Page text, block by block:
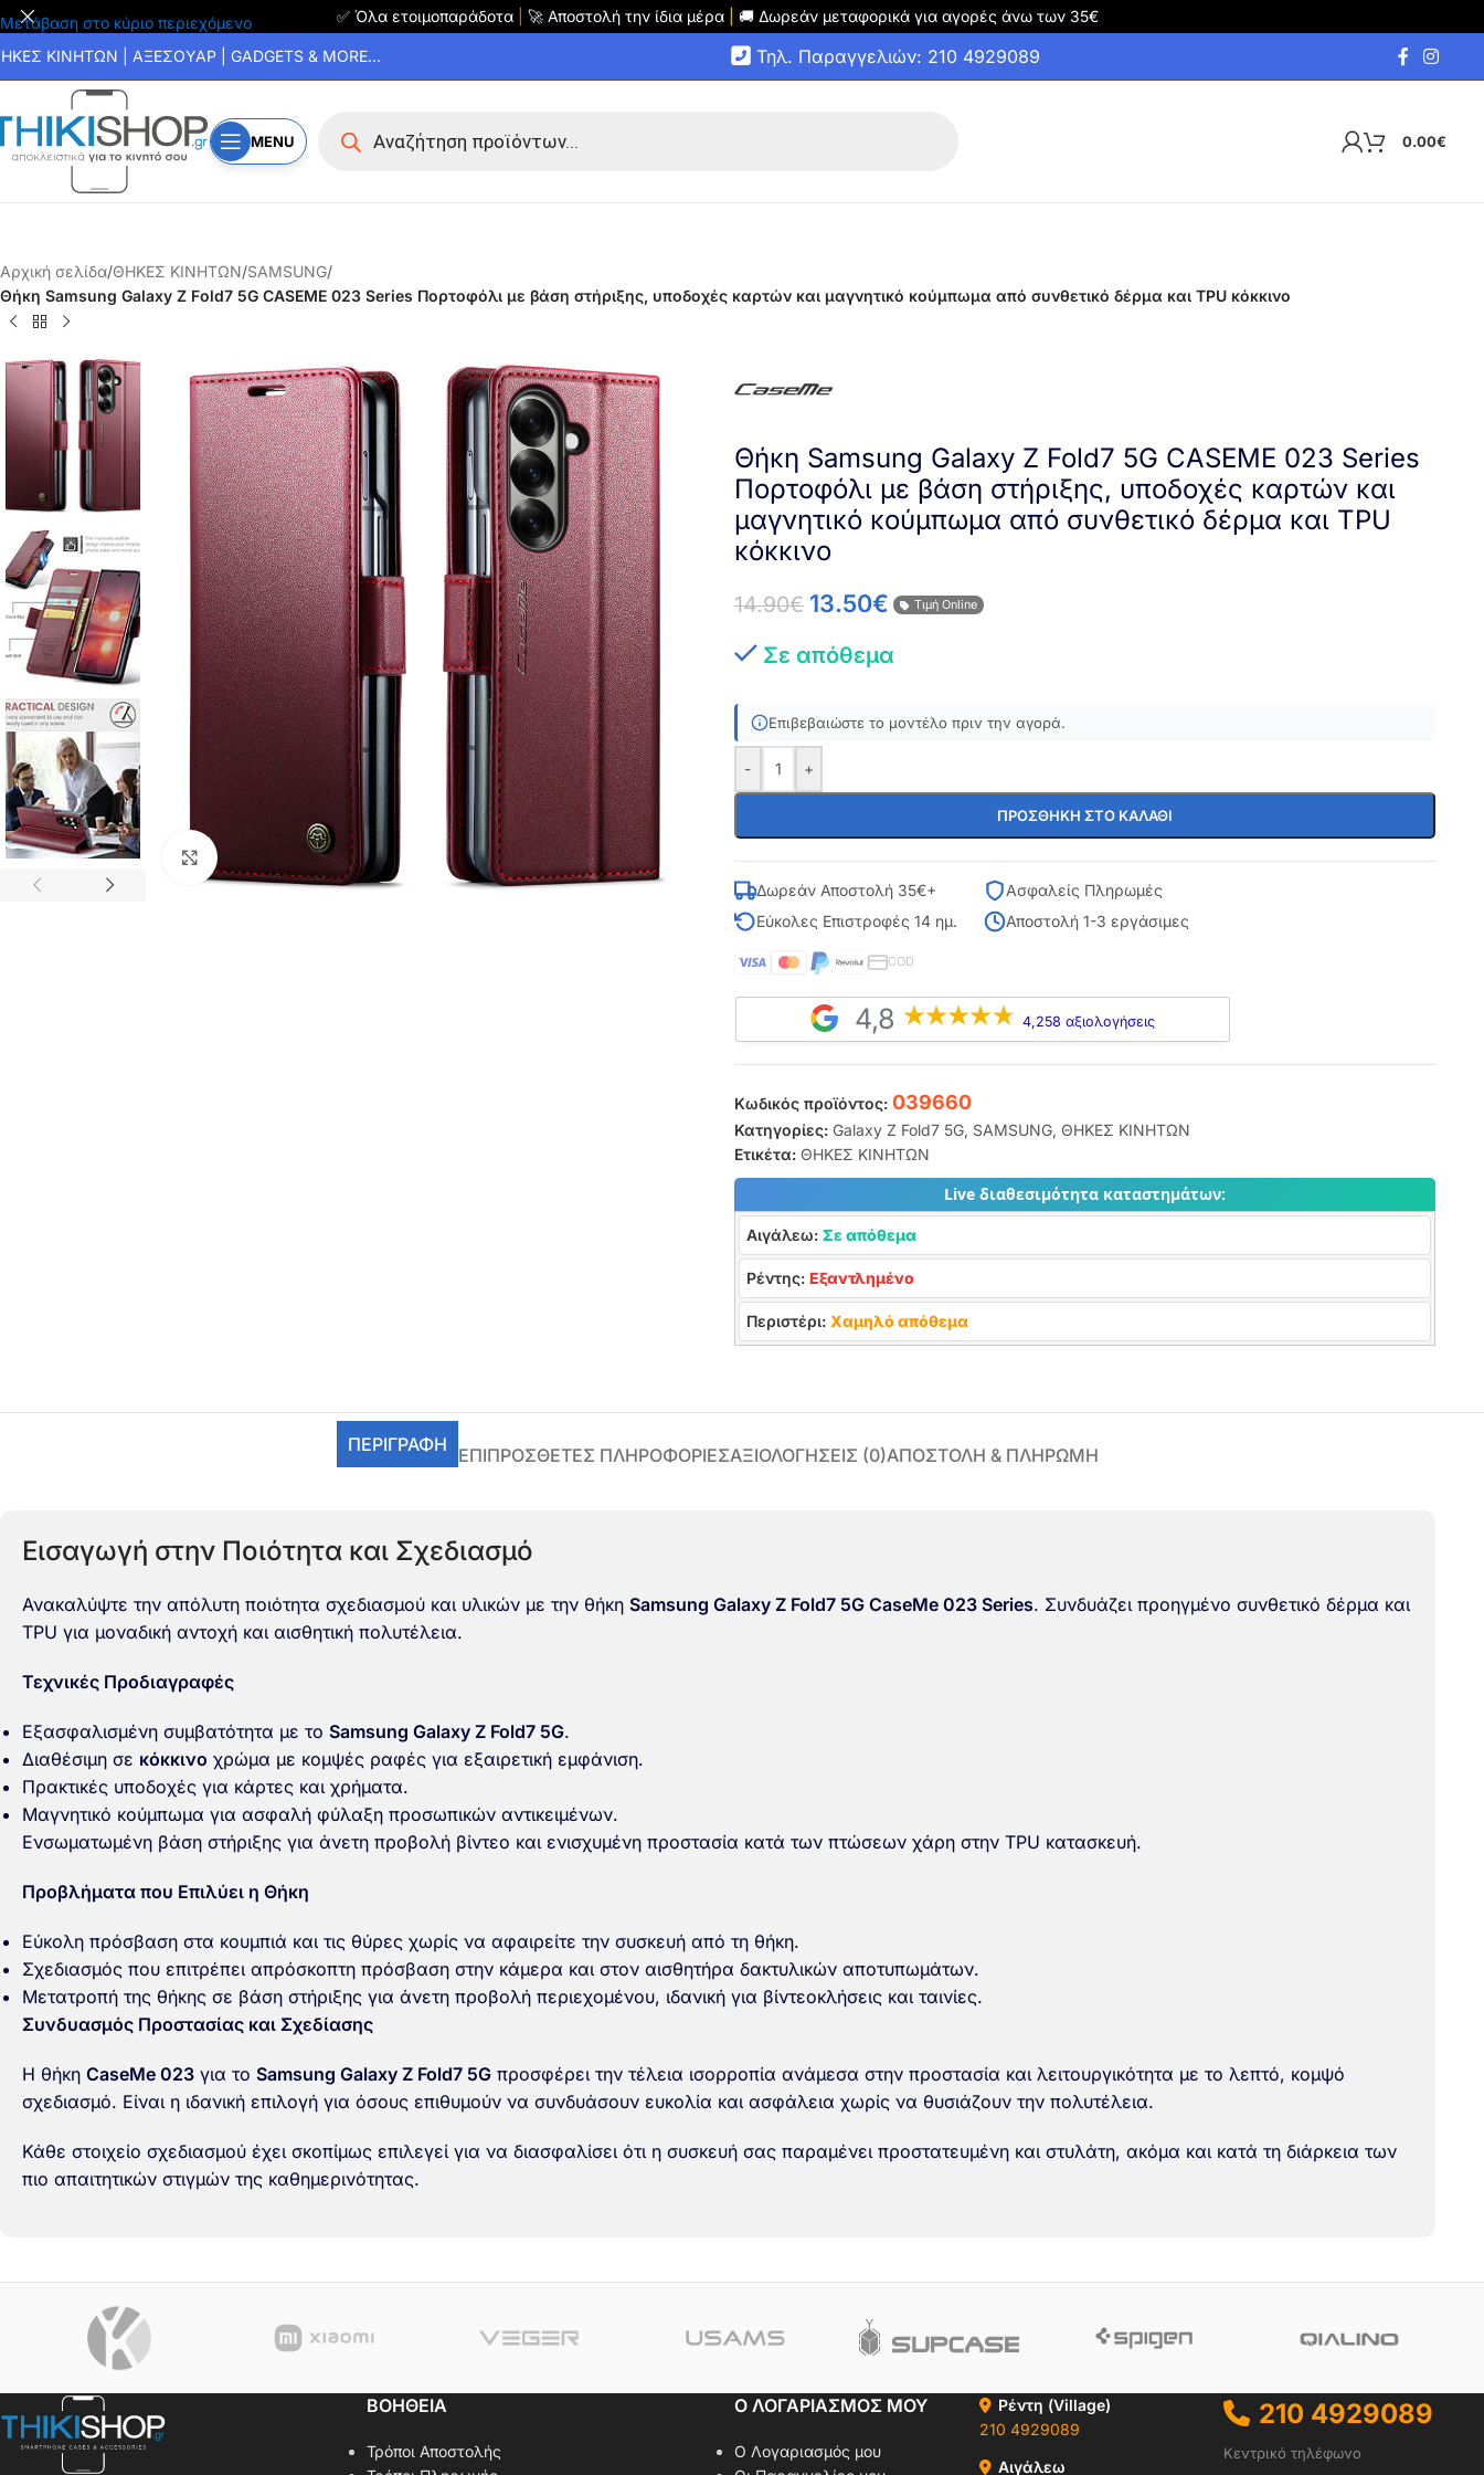
Μετάβαση στο κύριο περιεχόμενο ✅ Όλα ετοιμοπαράδοτα 🚀 Αποστολή την ίδια μέρα 🚚 Δωρεάν μεταφορικά για αγορές άνω των 35€
ΚΙΝΗΤΩΝ | ΑΞΕΣΟΥΑΡ | GADGETS & MORE... Τηλ. Παραγγελιών: 210 4929089
MENU 0.00€
Αρχική σελίδα/ΘΗΚΕΣ ΚΙΝΗΤΩΝ/SAMSUNG/
Θήκη Samsung Galaxy Z Fold7 5G CASEME 023 Series Πορτοφόλι με βάση στήριξης, υποδοχές καρτών και μαγνητικό κούμπωμα από συνθετικό δέρμα και TPU κόκκινο
Click to enlarge
Θήκη Samsung Galaxy Z Fold7 5G CASEME 023 Series
Πορτοφόλι με βάση στήριξης, υποδοχές καρτών και
μαγνητικό κούμπωμα από συνθετικό δέρμα και TPU
κόκκινο
14.90€ 13.50€ Τιμή Online
Σε απόθεμα
Επιβεβαιώστε το μοντέλο πριν την αγορά.
- +
ΠΡΟΣΘΉΚΗ ΣΤΟ ΚΑΛΆΘΙ
Δωρεάν Αποστολή 35€+
Ασφαλείς Πληρωμές
Εύκολες Επιστροφές 14 ημ.
Αποστολή 1-3 εργάσιμες
COD
4,8 4,258 αξιολογήσεις
Κωδικός προϊόντος: 039660
Κατηγορίες: Galaxy Z Fold7 5G, SAMSUNG, ΘΗΚΕΣ ΚΙΝΗΤΩΝ
Ετικέτα: ΘΗΚΕΣ ΚΙΝΗΤΩΝ
Live διαθεσιμότητα καταστημάτων:
Αιγάλεω: Σε απόθεμα
Ρέντης: Εξαντλημένο
Περιστέρι: Χαμηλό απόθεμα
ΠΕΡΙΓΡΑΦΉ ΕΠΙΠΡΌΣΘΕΤΕΣ ΠΛΗΡΟΦΟΡΊΕΣΑΞΙΟΛΟΓΉΣΕΙΣ (0)ΑΠΟΣΤΟΛΗ & ΠΛΗΡΩΜΗ
Εισαγωγή στην Ποιότητα και Σχεδιασμό
Ανακαλύψτε την απόλυτη ποιότητα σχεδιασμού και υλικών με την θήκη Samsung Galaxy Z Fold7 5G CaseMe 023 Series. Συνδυάζει προηγμένο συνθετικό δέρμα και
TPU για μοναδική αντοχή και αισθητική πολυτέλεια.
Τεχνικές Προδιαγραφές
Εξασφαλισμένη συμβατότητα με το Samsung Galaxy Z Fold7 5G.
Διαθέσιμη σε κόκκινο χρώμα με κομψές ραφές για εξαιρετική εμφάνιση.
Πρακτικές υποδοχές για κάρτες και χρήματα.
Μαγνητικό κούμπωμα για ασφαλή φύλαξη προσωπικών αντικειμένων.
Ενσωματωμένη βάση στήριξης για άνετη προβολή βίντεο και ενισχυμένη προστασία κατά των πτώσεων χάρη στην TPU κατασκευή.
Προβλήματα που Επιλύει η Θήκη
Εύκολη πρόσβαση στα κουμπιά και τις θύρες χωρίς να αφαιρείτε την συσκευή από τη θήκη.
Σχεδιασμός που επιτρέπει απρόσκοπτη πρόσβαση στην κάμερα και στον αισθητήρα δακτυλικών αποτυπωμάτων.
Μετατροπή της θήκης σε βάση στήριξης για άνετη προβολή περιεχομένου, ιδανική για βίντεοκλήσεις και ταινίες.
Συνδυασμός Προστασίας και Σχεδίασης
Η θήκη CaseMe 023 για το Samsung Galaxy Z Fold7 5G προσφέρει την τέλεια ισορροπία ανάμεσα στην προστασία και λειτουργικότητα με το λεπτό, κομψό
σχεδιασμό. Είναι η ιδανική επιλογή για όσους επιθυμούν να συνδυάσουν ευκολία και ασφάλεια χωρίς να θυσιάζουν την πολυτέλεια.
Κάθε στοιχείο σχεδιασμού έχει σκοπίμως επιλεγεί για να διασφαλίσει ότι η συσκευή σας παραμένει προστατευμένη και στυλάτη, ακόμα και κατά τη διάρκεια των
πιο απαιτητικών στιγμών της καθημερινότητας.
ΒΟΗΘΕΙΑ
Τρόποι Αποστολής
Ο ΛΟΓΑΡΙΑΣΜΟΣ ΜΟΥ
Ο Λογαριασμός μου
Ρέντη (Village)
210 4929089
Αιγάλεω
210 4929089
Κεντρικό τηλέφωνο